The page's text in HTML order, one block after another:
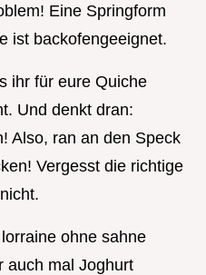
Eine Springform
ist backofengeeignet.
ihr für eure Quiche
Und denkt dran:
Also, ran an den Speck
Vergesst die richtige
ohne sahne
auch mal Joghurt